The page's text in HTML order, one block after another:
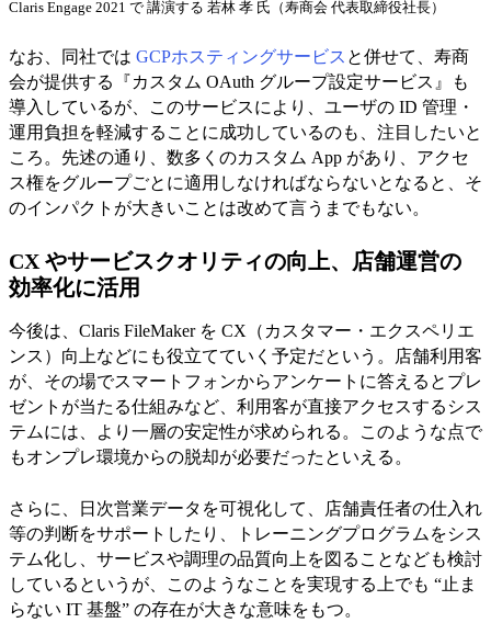
Claris Engage 2021 で 講演する 若林 孝 氏（寿商会 代表取締役社長）
なお、同社では GCPホスティングサービス と併せて、寿商
会が提供する『カスタム OAuth グループ設定サービス』も
導入しているが、このサービスにより、ユーザの ID 管理・
運用負担を軽減することに成功しているのも、注目したいと
ころ。先述の通り、数多くのカスタム App があり、アクセ
ス権をグループごとに適用しなければならないとなると、そ
のインパクトが大きいことは改めて言うまでもない。
CX やサービスクオリティの向上、店舗運営の
効率化に活用
今後は、Claris FileMaker を CX（カスタマー・エクスペリエ
ンス）向上などにも役立てていく予定だという。店舗利用客
が、その場でスマートフォンからアンケートに答えるとプレ
ゼントが当たる仕組みなど、利用客が直接アクセスするシス
テムには、より一層の安定性が求められる。このような点で
もオンプレ環境からの脱却が必要だったといえる。
さらに、日次営業データを可視化して、店舗責任者の仕入れ
等の判断をサポートしたり、トレーニングプログラムをシス
テム化し、サービスや調理の品質向上を図ることなども検討
しているというが、このようなことを実現する上でも “止ま
らない IT 基盤” の存在が大きな意味をもつ。